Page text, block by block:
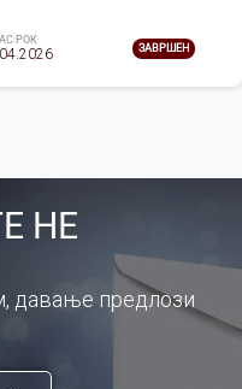
РОК
ЗАВРШЕН
НЕ
давање предлози